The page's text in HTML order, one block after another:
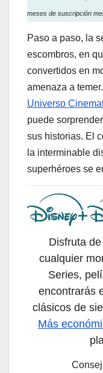
meses de suscripción
Paso a paso, la
escombros, en
convertidos en
amenaza a
Universo
puede
sus historias. El
la interminable
superhéroes se
Disfruta
cualquier
Series,
encontrarás
clásicos de
Más